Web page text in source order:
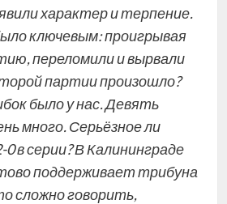
характер и терпение.
ключевым: проигрывая
переломили и вырвали
партии произошло?
было у нас. Девять
много. Серьёзное ли
в серии? В Калининграде
поддерживает трибуна
сложно говорить,